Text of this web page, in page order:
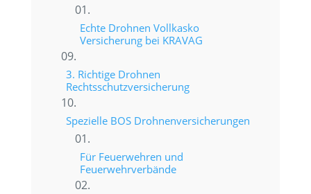
Echte Drohnen Vollkasko
Versicherung bei KRAVAG
3. Richtige Drohnen
Rechtsschutzversicherung
Spezielle BOS Drohnenversicherungen
Für Feuerwehren und
Feuerwehrverbände